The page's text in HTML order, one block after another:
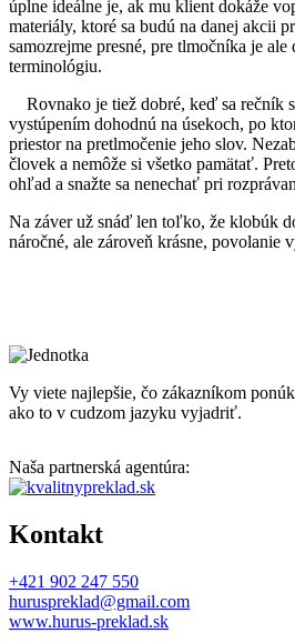
úplne ideálne je, ak mu klient dokáže
materiály, ktoré sa budú na danej akcii
samozrejme presné, pre tlmočníka je
terminológiu.
Rovnako je tiež dobré, keď sa rečník
vystúpením dohodnú na úsekoch, po
priestor na pretlmočenie jeho slov.
človek a nemôže si všetko pamätať.
ohľad a snažte sa nenechať pri
Na záver už snáď len toľko, že klobúk
náročné, ale zároveň krásne, povolanie
Vy viete najlepšie, čo zákazníkom
ako to v cudzom jazyku vyjadriť.
Naša partnerská agentúra:
Kontakt
+421 902 247 550
huruspreklad@gmail.com
www.hurus-preklad.sk